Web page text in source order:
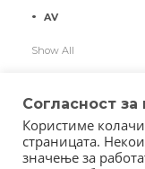
AV
Show All
Согласност
Користиме
страницата.
значење за